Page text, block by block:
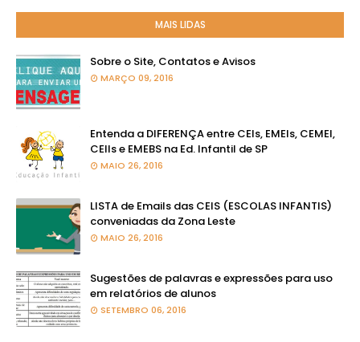
MAIS LIDAS
Sobre o Site, Contatos e Avisos
MARÇO 09, 2016
Entenda a DIFERENÇA entre CEIs, EMEIs, CEMEI,
CEIIs e EMEBS na Ed. Infantil de SP
MAIO 26, 2016
LISTA de Emails das CEIS (ESCOLAS INFANTIS)
conveniadas da Zona Leste
MAIO 26, 2016
Sugestões de palavras e expressões para uso
em relatórios de alunos
SETEMBRO 06, 2016